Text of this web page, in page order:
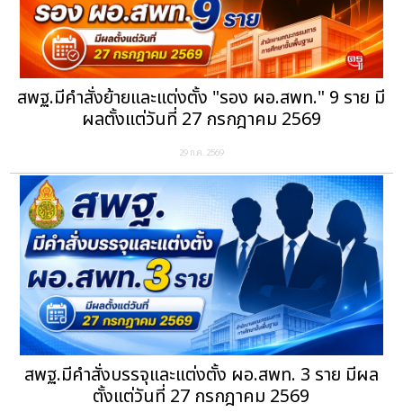
สพฐ.มีคำสั่งย้ายและแต่งตั้ง "รอง ผอ.สพท." 9 ราย มี
ผลตั้งแต่วันที่ 27 กรกฎาคม 2569
29 ก.ค. 2569
สพฐ.มีคำสั่งบรรจุและแต่งตั้ง ผอ.สพท. 3 ราย มีผล
ตั้งแต่วันที่ 27 กรกฎาคม 2569